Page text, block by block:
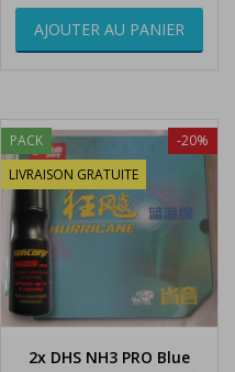
AJOUTER AU PANIER
PACK
LIVRAISON GRATUITE
2x DHS NH3 PRO Blue
-20%